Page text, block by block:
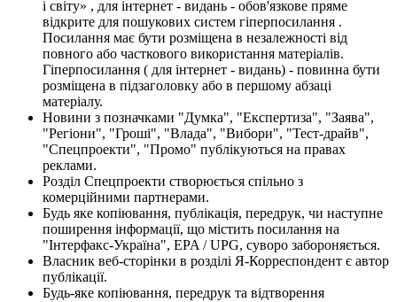
і світу» , для інтернет - видань - обов'язкове пряме
відкрите для пошукових систем гіперпосилання .
Посилання має бути розміщена в незалежності від
повного або часткового використання матеріалів.
Гіперпосилання ( для інтернет - видань) - повинна бути
розміщена в підзаголовку або в першому абзаці
матеріалу.
Новини з позначками "Думка", "Експертиза", "Заява",
"Регіони", "Гроші", "Влада", "Вибори", "Тест-драйв",
"Спецпроекти", "Промо" публікуються на правах
реклами.
Розділ Спецпроекти створюється спільно з
комерційними партнерами.
Будь яке копіювання, публікація, передрук, чи наступне
поширення інформації, що містить посилання на
"Інтерфакс-Україна", EPA / UPG, суворо забороняється.
Власник веб-сторінки в розділі Я-Корреспондент є автор
публікації.
Будь-яке копіювання, передрук та відтворення